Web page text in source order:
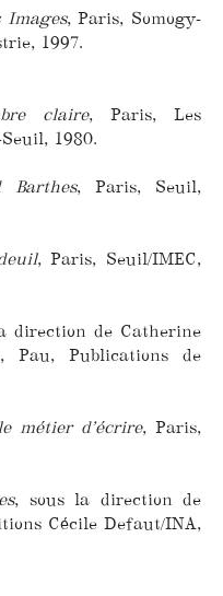
Images, Paris, Somogy-
1997.
claire, Paris, Les
1980.
Barthes, Paris, Seuil,
, Paris, Seuil/IMEC,
direction de Catherine
Pau, Publications de
métier d’écrire, Paris,
, sous la direction de
Cécile Defaut/INA,